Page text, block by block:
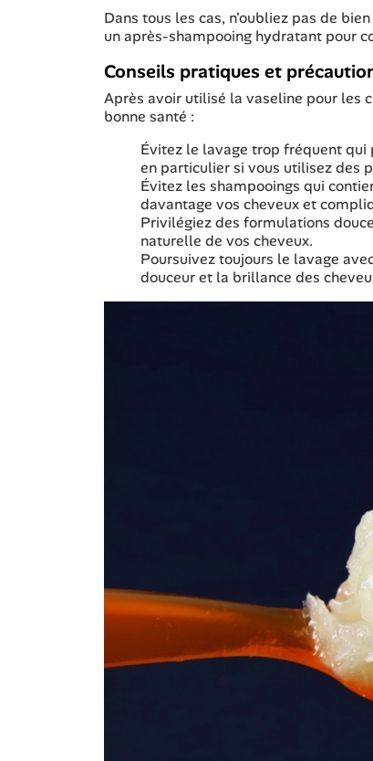
Dans tous les cas, n'oubliez pas de
un après-shampooing hydratant pour
Conseils pratiques et
Après avoir utilisé la vaseline pour les
bonne santé :
Évitez le lavage trop fréquent qui
en particulier si vous utilisez des
Évitez les shampooings qui
davantage vos cheveux et
Privilégiez des formulations
naturelle de vos cheveux.
Poursuivez toujours le lavage
douceur et la brillance des